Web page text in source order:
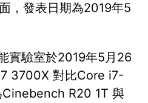
，發表日期為2019年5
實驗室於2019年5月26
3700X 對比Core i7-
R20 1T 與